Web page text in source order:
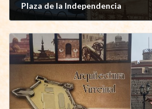
Plaza de la Independencia